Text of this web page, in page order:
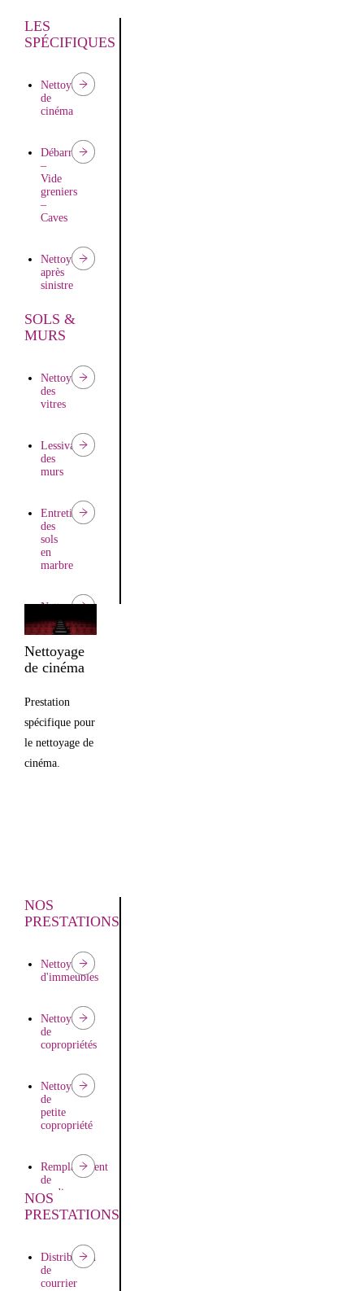
LES
SPÉCIFIQUES
Nettoyage
de
cinéma
Débarras
–
Vide
greniers
–
Caves
Nettoyage
après
sinistre
Nettoyage
après
Remise
en
d’appartements
SOLS &
MURS
Nettoyage
des
vitres
Lessivage
des
murs
Entretien
des
sols
en
marbre
Nettoyage
moquette
Entretien
des
Nettoyage
de cinéma
Prestation
spécifique pour
le nettoyage de
cinéma.
NOS
PRESTATIONS
Nettoyage
d'immeubles
Nettoyage
de
copropriétés
Nettoyage
de
petite
copropriété
Remplacement
de
gardien
NOS
PRESTATIONS
Distribution
de
courrier